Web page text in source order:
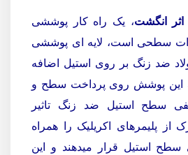
انگشت، یک راه کار پوششی
سطحی است، لایه ای پوششی
ضد زنگ بر روی استیل اضافه
این پوشش روی پرداخت سطح و
سطح استیل ضد زنگ تاثیر
از پلیمرهای اکریلیک را همراه
سطح استیل قرار میدهند و این